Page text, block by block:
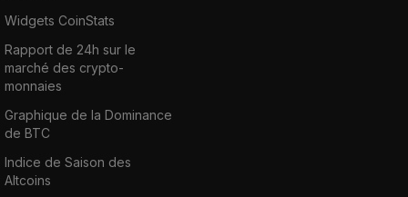
Widgets CoinStats
Rapport de 24h sur le
marché des crypto-
monnaies
Graphique de la Dominance
de BTC
Indice de Saison des
Altcoins